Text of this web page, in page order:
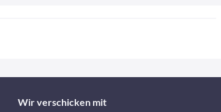
Wir verschicken mit